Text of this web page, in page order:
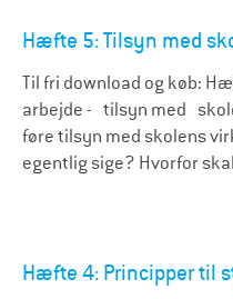
Hæfte 5: Tilsyn med
Til fri download og køb:
arbejde - tilsyn med
føre tilsyn med skolens
egentlig sige? Hvorfor
Hæfte 4: Principper til